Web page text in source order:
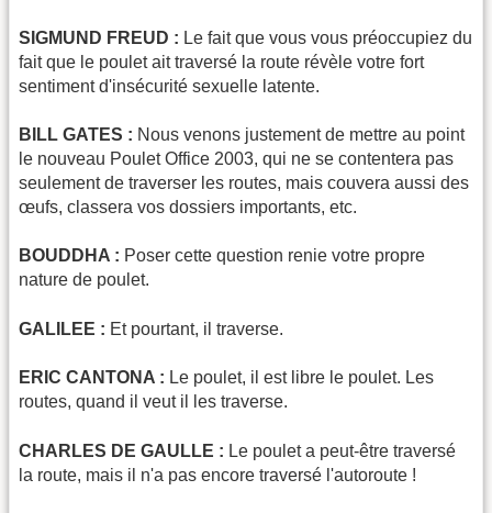
SIGMUND FREUD : Le fait que vous vous préoccupiez du
fait que le poulet ait traversé la route révèle votre fort
sentiment d'insécurité sexuelle latente.
BILL GATES : Nous venons justement de mettre au point
le nouveau Poulet Office 2003, qui ne se contentera pas
seulement de traverser les routes, mais couvera aussi des
œufs, classera vos dossiers importants, etc.
BOUDDHA : Poser cette question renie votre propre
nature de poulet.
GALILEE : Et pourtant, il traverse.
ERIC CANTONA : Le poulet, il est libre le poulet. Les
routes, quand il veut il les traverse.
CHARLES DE GAULLE : Le poulet a peut-être traversé
la route, mais il n'a pas encore traversé l'autoroute !